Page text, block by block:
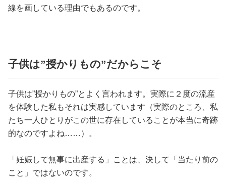
線を画している理由でもあるのです。
子供は”授かりもの”だからこそ
子供は”授かりもの”とよく言われます。実際に２度の流産
を体験した私もそれは実感しています（実際のところ、私
たち一人ひとりがこの世に存在していることが本当に奇跡
的なのですよね……）。
「妊娠して無事に出産する」ことは、決して「当たり前の
こと」ではないのです。